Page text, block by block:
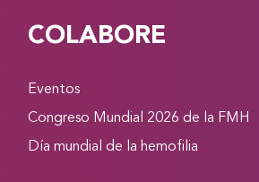
COLABORE
Eventos
Congreso Mundial 2026 de la FMH
Día mundial de la hemofilia